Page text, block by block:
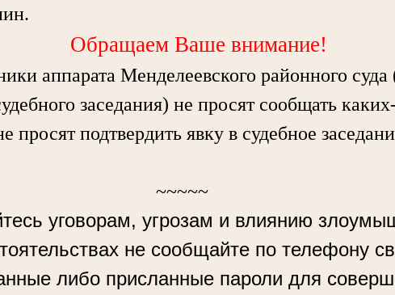
Обращаем Ваше внимание!
аппарата Менделеевского районного
заседания) не просят сообщать
просят подтвердить явку в судебное
~~~~~
уговорам, угрозам и влиянию
не сообщайте по телефону
либо присланные пароли для